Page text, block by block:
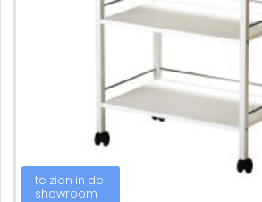
te zien in de
showroom